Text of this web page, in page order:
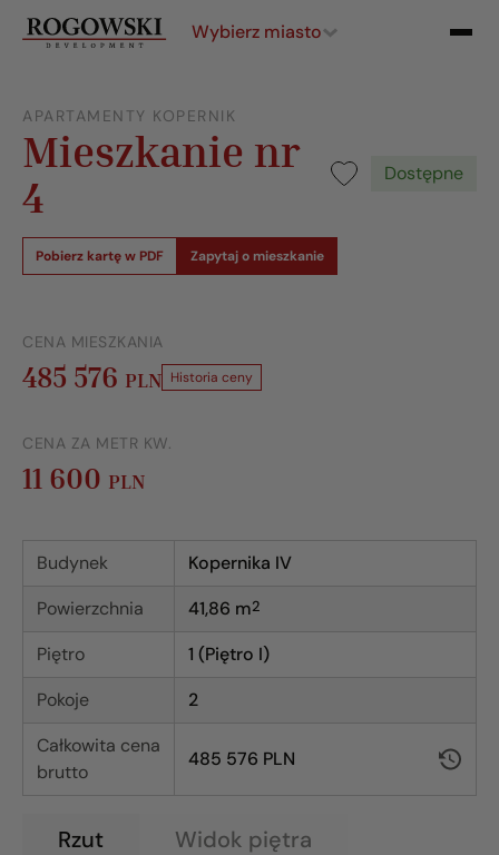
Wybierz miasto
APARTAMENTY KOPERNIK
Mieszkanie nr
4
Dostępne
Pobierz kartę w PDF Zapytaj o mieszkanie
CENA MIESZKANIA
485 576 PLN Historia ceny
CENA ZA METR KW.
11 600 PLN
Budynek
Kopernika IV
Powierzchnia
41,86 m2
Piętro
1 (Piętro I)
Pokoje
2
Całkowita cena
brutto
485 576 PLN
Rzut Widok piętra